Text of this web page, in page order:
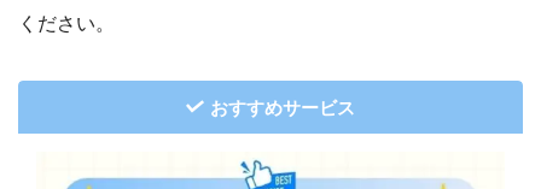
ください。
おすすめサービス